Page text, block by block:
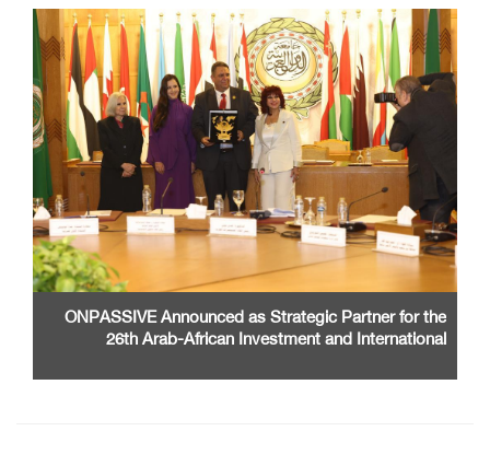
ONPASSIVE Announced as Strategic Partner for the
26th Arab-African Investment and International